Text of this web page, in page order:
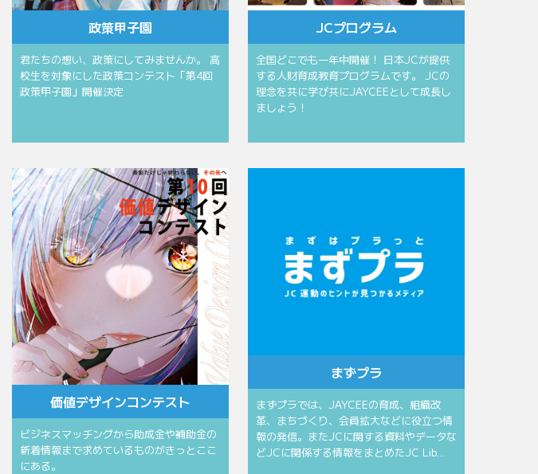
政策甲子園
君たちの想い、政策にしてみませんか。 高
校生を対象にした政策コンテスト「第4回
政策甲子園」開催決定
JCプログラム
全国どこでも一年中開催！ 日本JCが提供
する人財育成教育プログラムです。 JCの
理念を共に学び共にJAYCEEとして成長し
ましょう！
価値デザインコンテスト
ビジネスマッチングから助成金や補助金の
新着情報まで求めているものがきっとここ
にある。
まずプラ
まずプラでは、JAYCEEの育成、組織改
革、まちづくり、会員拡大などに役立つ情
報の発信。またJCに関する資料やデータな
どJCに関係する情報をまとめたJC Lib…